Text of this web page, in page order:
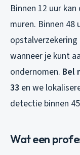
Binnen 12 uur
muren. Binnen
wanneer je kunt
ondernomen. Bel
33 en we
detectie binnen
Wat een